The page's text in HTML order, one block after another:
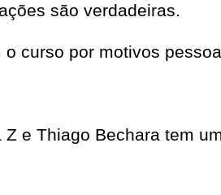
são verdadeiras.
curso por motivos
e Thiago Bechara tem